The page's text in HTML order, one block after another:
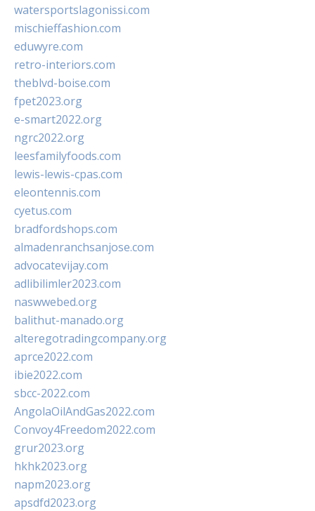
watersportslagonissi.com
mischieffashion.com
eduwyre.com
retro-interiors.com
theblvd-boise.com
fpet2023.org
e-smart2022.org
ngrc2022.org
leesfamilyfoods.com
lewis-lewis-cpas.com
eleontennis.com
cyetus.com
bradfordshops.com
almadenranchsanjose.com
advocatevijay.com
adlibilimler2023.com
naswwebed.org
balithut-manado.org
alteregotradingcompany.org
aprce2022.com
ibie2022.com
sbcc-2022.com
AngolaOilAndGas2022.com
Convoy4Freedom2022.com
grur2023.org
hkhk2023.org
napm2023.org
apsdfd2023.org